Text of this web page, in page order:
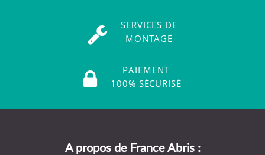
SERVICES DE
MONTAGE
PAIEMENT
100% SÉCURISÉ
A propos de France Abris :